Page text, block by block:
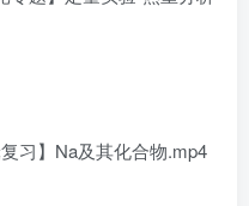
】Na及其化合物.mp4